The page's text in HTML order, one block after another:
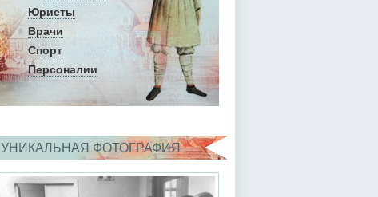
Юристы
Врачи
Спорт
Персоналии
УНИКАЛЬНАЯ ФОТОГРАФИЯ